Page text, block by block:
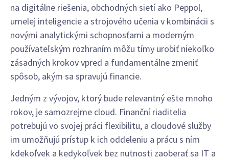
na digitálne riešenia, obchodných sietí ako Peppol,
umelej inteligencie a strojového učenia v kombinácii s
novými analytickými schopnosťami a moderným
používateľským rozhraním môžu tímy urobiť niekoľko
zásadných krokov vpred a fundamentálne zmeniť
spôsob, akým sa spravujú financie.
Jedným z vývojov, ktorý bude relevantný ešte mnoho
rokov, je samozrejme cloud. Finanční riaditelia
potrebujú vo svojej práci flexibilitu, a cloudové služby
im umožňujú prístup k ich oddeleniu a prácu s ním
kdekoľvek a kedykoľvek bez nutnosti zaoberať sa IT a